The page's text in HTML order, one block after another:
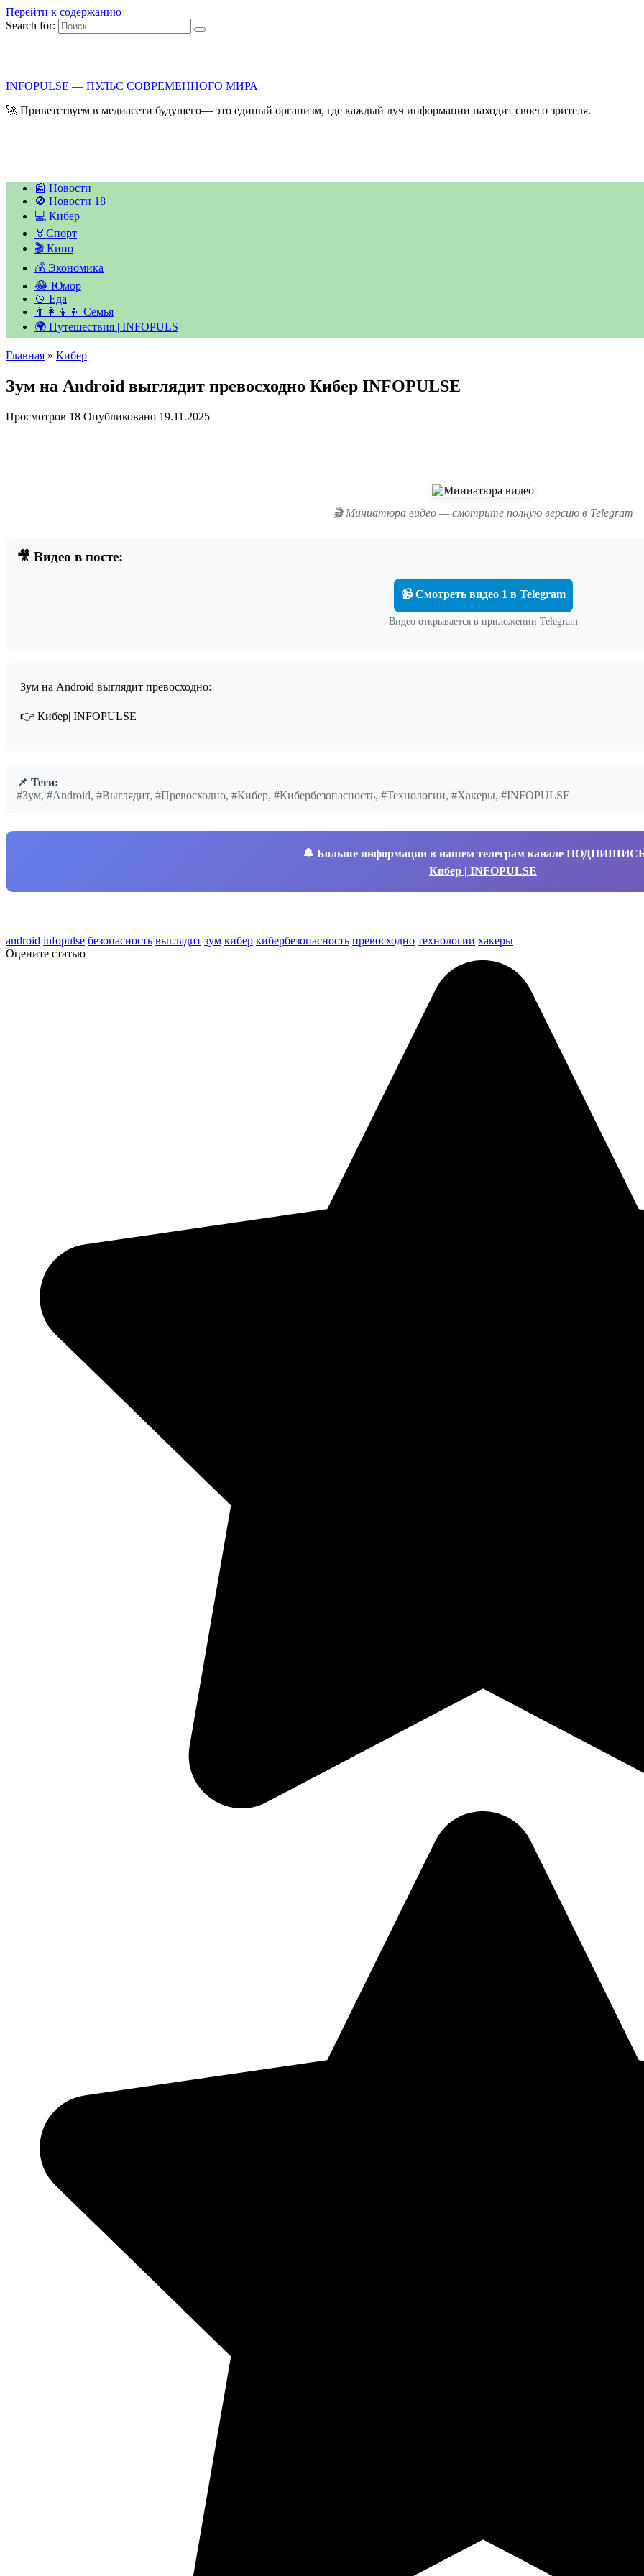
Перейти к содержанию
Search for:
INFOPULSE — ПУЛЬС СОВРЕМЕННОГО МИРА
🚀 Приветствуем в медиасети будущего— это единый организм, где каждый луч информации находит своего зрителя.
📰 Новости
🚫 Новости 18+
💻 Кибер
🏅Спорт
🎬 Кино
💰 Экономика
😂 Юмор
🍲 Еда
👨‍👩‍👧‍👦 Семья
🌍 Путешествия | INFOPULS
Главная » Кибер
Зум на Android выглядит превосходно Кибер INFOPULSE
Просмотров 18 Опубликовано 19.11.2025
🎬 Миниатюра видео — смотрите полную версию в Telegram
🎥 Видео в посте:
📹 Смотреть видео 1 в Telegram
Видео открывается в приложении Telegram
Зум на Android выглядит превосходно:
👉 Кибер| INFOPULSE⁩
📌 Теги:
#Зум, #Android, #Выглядит, #Превосходно, #Кибер, #Кибербезопасность, #Технологии, #Хакеры, #INFOPULSE
🔔 Больше информации в нашем телеграм канале
Кибер | INFOPULSE
android infopulse безопасность выглядит зум кибер кибербезопасность превосходно технологии хакеры
Оцените статью